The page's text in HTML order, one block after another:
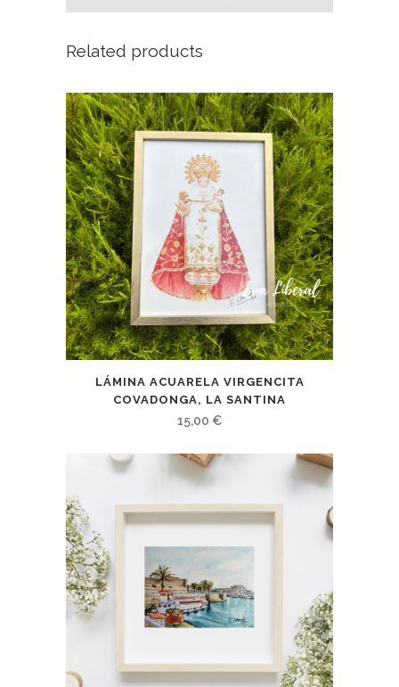
Arsenal
de
Ferrol
quantity
Related products
LÁMINA ACUARELA VIRGENCITA
COVADONGA, LA SANTINA
15,00 €